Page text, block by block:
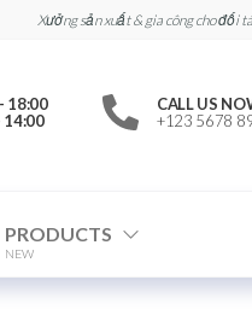
Xưởng sản xuất & gia công cho đối
18:00
14:00
CALL US
+123 5678
PRODUCTS
NEW